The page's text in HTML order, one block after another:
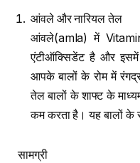
आंवले और नारियल तेल
आंवले(amla) में
एंटीऑक्सिडेंट है और
आपके बालों के रोम में
तेल बालों के शाफ्ट के
कम करता है। यह बालों के
सामग्री